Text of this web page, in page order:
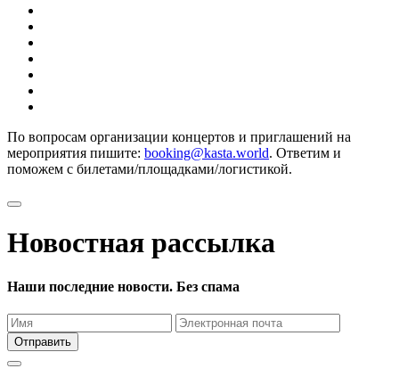
По вопросам организации концертов и приглашений на
мероприятия пишите: booking@kasta.world. Ответим и
поможем с билетами/площадками/логистикой.
Новостная рассылка
Наши последние новости. Без спама
Отправить